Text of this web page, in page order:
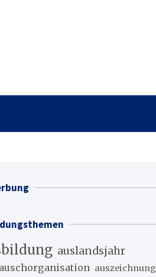
auslandsjahr
auszeichnung